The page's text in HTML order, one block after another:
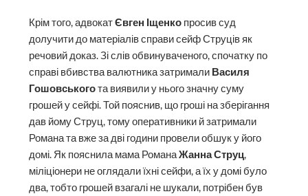
Крім того, адвокатЄвген Іщенко просив суд
долучити до матеріалів справи сейф Струців як
речовий доказ. Зі слів обвинуваченого, спочатку по
справі вбивства валютника затримали Василя
Гошовськогота виявили у нього значну суму
грошей у сейфі. Той пояснив, що гроші на зберігання
дав йому Струц, тому оперативники й затримали
Романа та вже за дві години провели обшук у його
домі. Як пояснила мама РоманаЖанна Струц,
міліціонери не оглядали їхні сейфи, а їх у домі було
два, тобто грошей взагалі не шукали, потрібен був